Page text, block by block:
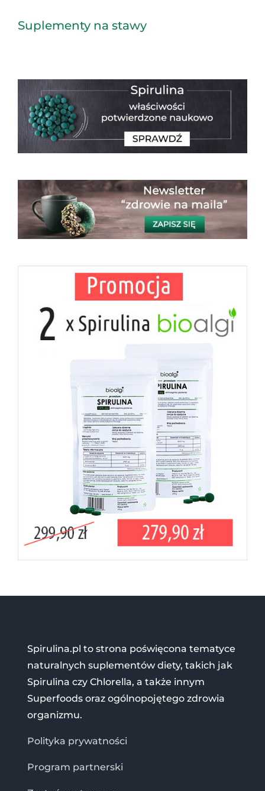
Suplementy na stawy
Spirulina.pl to strona poświęcona tematyce
naturalnych suplementów diety, takich jak
Spirulina czy Chlorella, a także innym
Superfoods oraz ogólnopojętego zdrowia
organizmu.
Polityka prywatności
Program partnerski